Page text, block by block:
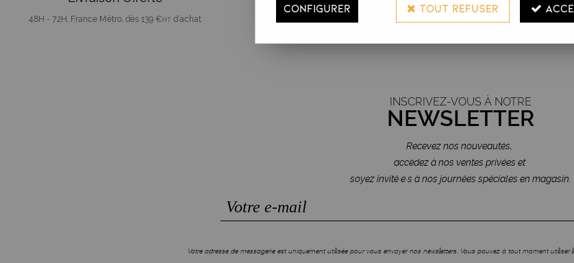
48H - 72H, France Métro, dès 139 € HT d'achat
INSCRIVEZ-VOUS À NOTRE
NEWSLETTER
Recevez nos nouveautés,
accédez à nos ventes privées et
soyez invité·e·s à nos journées spéciales en magasin.
Votre adresse de messagerie est uniquement utilisée pour vous envoyer nos newsletters. Vous pouvez à tout moment
CONFIGURER TOUT REFUSER